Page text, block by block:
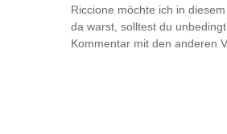
Riccione möchte ich in
da warst, solltest du
Kommentar mit den anderen